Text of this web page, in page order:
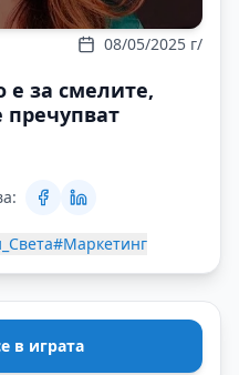
08/05/2025 г/
е за смелите,
пречупват
#Маркетинг
в играта